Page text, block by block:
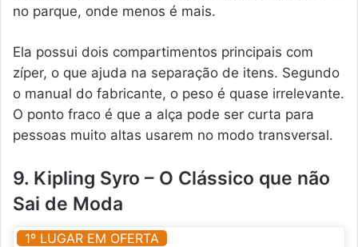
no parque, onde menos é mais.
Ela possui dois compartimentos principais com
zíper, o que ajuda na separação de itens. Segundo
o manual do fabricante, o peso é quase irrelevante.
O ponto fraco é que a alça pode ser curta para
pessoas muito altas usarem no modo transversal.
9. Kipling Syro – O Clássico que não
Sai de Moda
1º LUGAR EM OFERTA